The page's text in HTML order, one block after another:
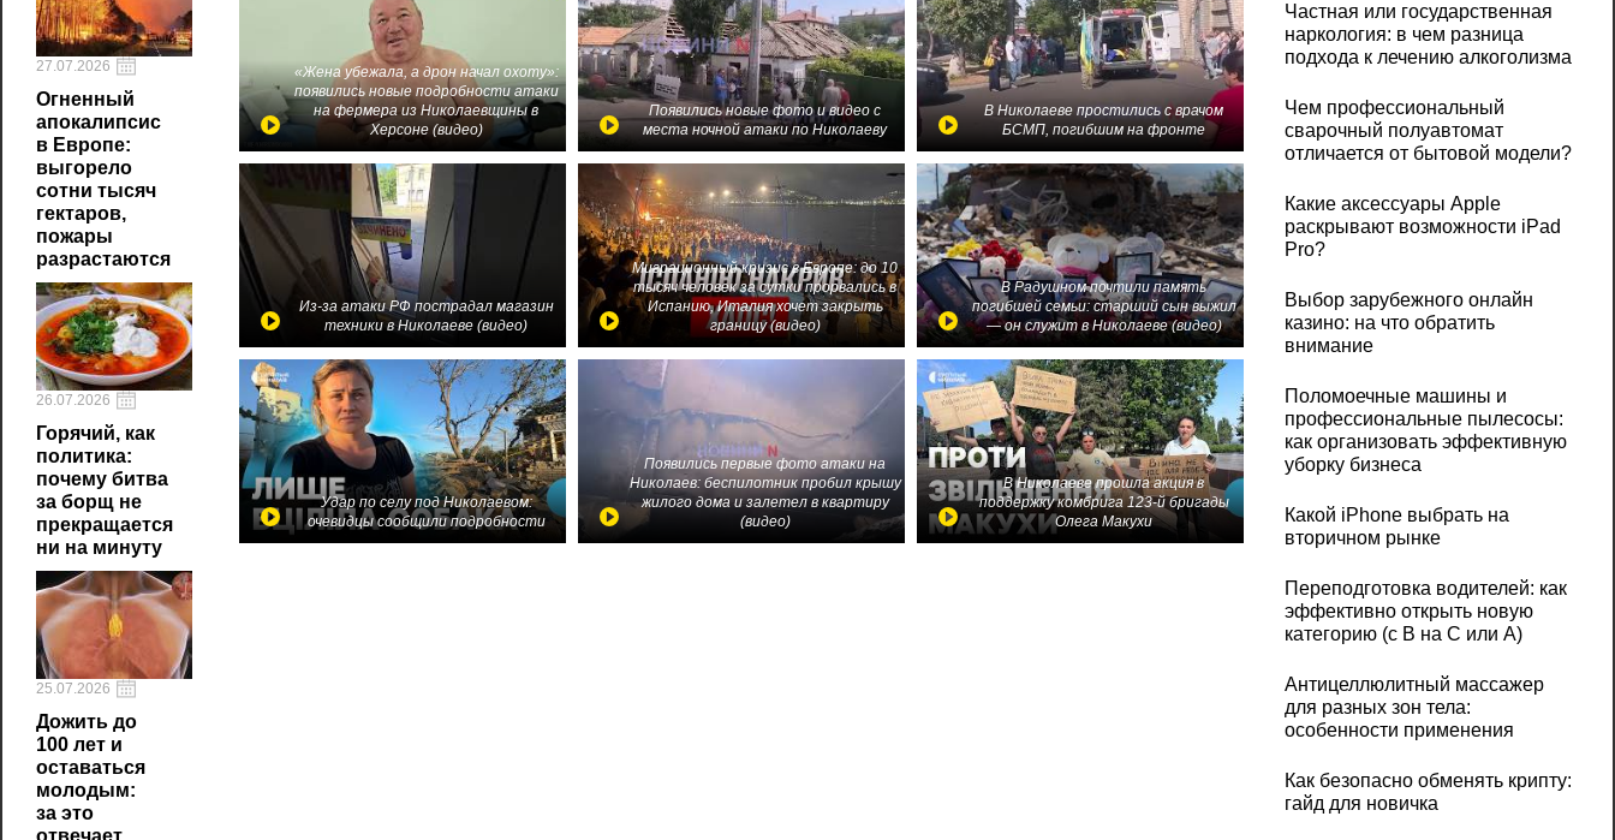
27.07.2026
Огненный
апокалипсис
в Европе:
выгорело
сотни тысяч
гектаров,
пожары
разрастаются
26.07.2026
Горячий, как
политика:
почему битва
за борщ не
прекращается
ни на минуту
25.07.2026
Дожить до
100 лет и
оставаться
молодым:
за это
отвечает
«Жена убежала, а дрон начал охоту»:
появились новые подробности атаки
на фермера из Николаевщины в
Херсоне (видео)
Появились новые фото и видео с
места ночной атаки по Николаеву
В Николаеве простились с врачом
БСМП, погибшим на фронте
Из-за атаки РФ пострадал магазин
техники в Николаеве (видео)
Миграционный кризис в Европе: до 10
тысяч человек за сутки прорвались в
Испанию, Италия хочет закрыть
границу (видео)
В Радушном почтили память
погибшей семьи: старший сын выжил
— он служит в Николаеве (видео)
Удар по селу под Николаевом:
очевидцы сообщили подробности
Появились первые фото атаки на
Николаев: беспилотник пробил крышу
жилого дома и залетел в квартиру
(видео)
В Николаеве прошла акция в
поддержку комбрига 123-й бригады
Олега Макухи
Частная или государственная
наркология: в чем разница
подхода к лечению алкоголизма
Чем профессиональный
сварочный полуавтомат
отличается от бытовой модели?
Какие аксессуары Apple
раскрывают возможности iPad
Pro?
Выбор зарубежного онлайн
казино: на что обратить
внимание
Поломоечные машины и
профессиональные пылесосы:
как организовать эффективную
уборку бизнеса
Какой iPhone выбрать на
вторичном рынке
Переподготовка водителей: как
эффективно открыть новую
категорию (с B на C или А)
Антицеллюлитный массажер
для разных зон тела:
особенности применения
Как безопасно обменять крипту:
гайд для новичка